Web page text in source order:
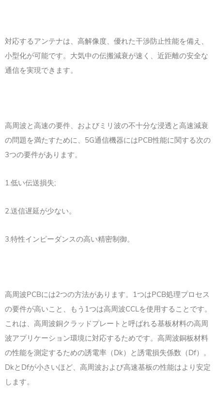
対応するアンテナは、高解像度、優れた干渉防止性能を備え、
小型化が可能です。大気中の伝搬減衰が速く、近距離の安全な
通信を実現できます。
高周波と高速の要件、およびミリ波の不十分な浸透と高速減衰
の問題を満たすために、5G通信機器にはPCB性能に関する次の
3つの要件があります。
1.低い伝送損失;
2.送信遅延が少ない。
3.特性インピーダンスの高い精密制御。
高周波PCBには2つの方法があります。1つはPCB処理プロセス
の要件が高いこと、もう1つは高周波CCLを使用することです。
これは、高周波銅クラッドプレートと呼ばれる基板材料の高周
波アプリケーション環境に対応するためです。高周波銅板材料
の性能を測定するための誘電率（Dk）と誘電損失係数（Df）。
DkとDfが小さいほど、高周波および高速基板の性能はより安定
します。